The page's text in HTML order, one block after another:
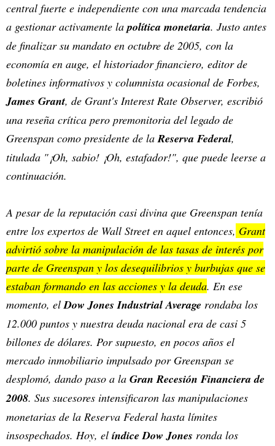
central fuerte e independiente con una marcada tendencia
a gestionar activamente lapolítica monetaria. Justo antes
de finalizar su mandato en octubre de 2005, con la
economía en auge, el historiador financiero, editor de
boletines informativos y columnista ocasional de Forbes,
James Grant, de Grant's Interest Rate Observer, escribió
una reseña crítica pero premonitoria del legado de
Greenspan como presidente de laReserva Federal,
titulada "¡Oh, sabio! ¡Oh, estafador!", que puede leerse a
continuación.
A pesar de la reputación casi divina que Greenspan tenía
entre los expertos de Wall Street en aquel entonces, Grant
advirtió sobre la manipulación de las tasas de interés por
parte de Greenspan y los desequilibrios y burbujas que se
estaban formando en las acciones y la deuda. En ese
momento, elDow Jones Industrial Average rondaba los
12.000 puntos y nuestra deuda nacional era de casi 5
billones de dólares. Por supuesto, en pocos años el
mercado inmobiliario impulsado por Greenspan se
desplomó, dando paso a la Gran Recesión Financiera de
2008. Sus sucesores intensificaron las manipulaciones
monetarias de la Reserva Federal hasta límites
insospechados. Hoy, el índice Dow Jones ronda los